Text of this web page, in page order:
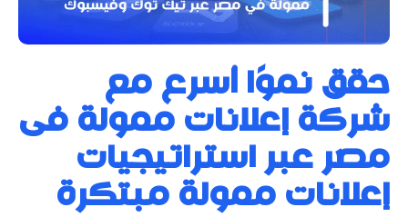
حقق نموًا أسرع مع
شركة إعلانات ممولة فى
مصر عبر استراتيجيات
إعلانات ممولة مبتكرة